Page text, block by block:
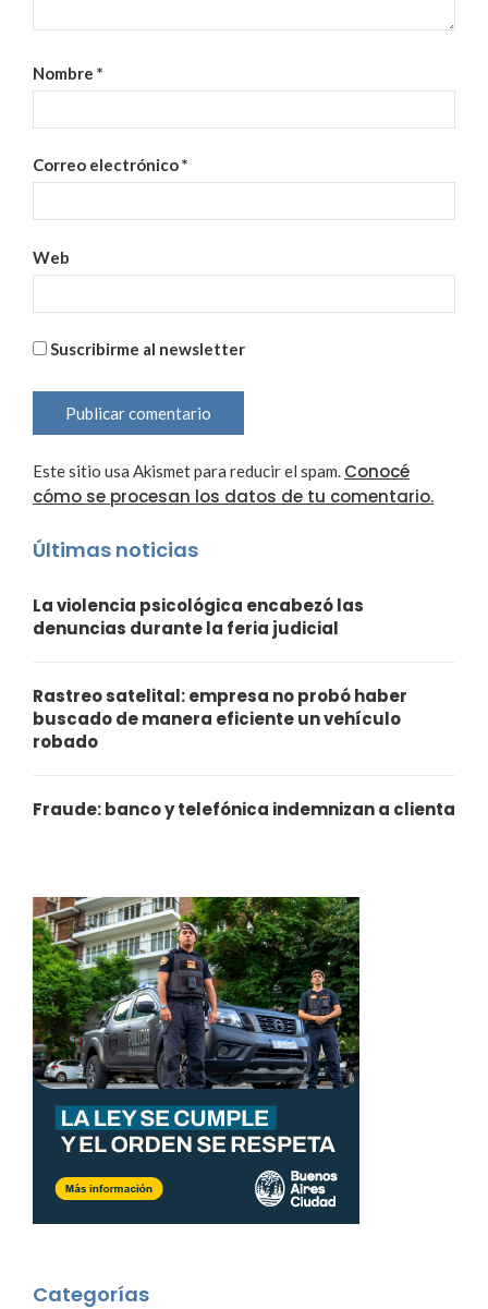
Nombre *
Correo electrónico*
Web
Suscribirme al newsletter
Este sitio usa Akismet para reducir el spam. Conocé
cómo se procesan los datos de tu comentario.
Últimas noticias
La violencia psicológica encabezó las
denuncias durante la feria judicial
Rastreo satelital: empresa no probó haber
buscado de manera eficiente un vehículo
robado
Fraude: banco y telefónica indemnizan a clienta
Categorías